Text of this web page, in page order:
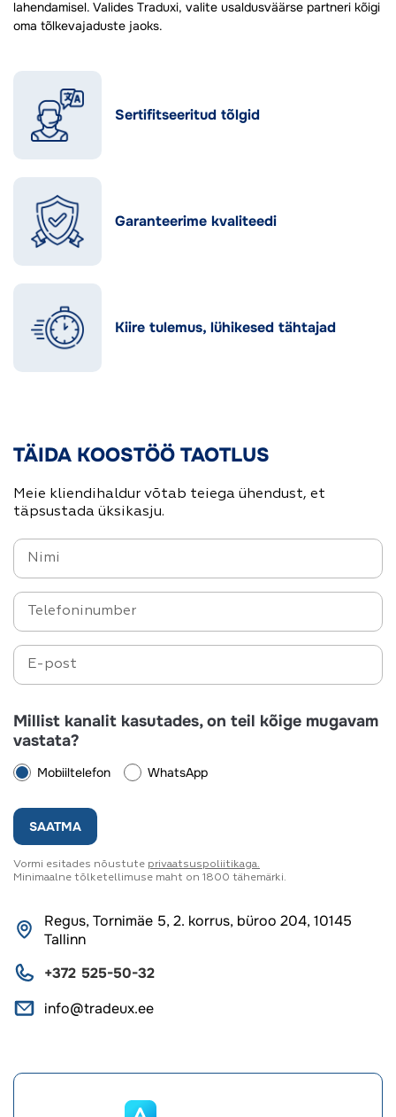
lahendamisel. Valides Traduxi, valite usaldusväärse partneri kõigi
oma tõlkevajaduste jaoks.
Sertifitseeritud tõlgid
Garanteerime kvaliteedi
Kiire tulemus, lühikesed tähtajad
TÄIDA KOOSTÖÖ TAOTLUS
Meie kliendihaldur võtab teiega ühendust, et
täpsustada üksikasju.
Millist kanalit kasutades, on teil kõige mugavam
vastata?
Mobiiltelefon WhatsApp
SAATMA
Vormi esitades nõustute privaatsuspoliitikaga.
Minimaalne tõlketellimuse maht on 1800 tähemärki.
Regus, Tornimäe 5, 2. korrus, büroo 204, 10145
Tallinn
+372 525-50-32
info@tradeux.ee